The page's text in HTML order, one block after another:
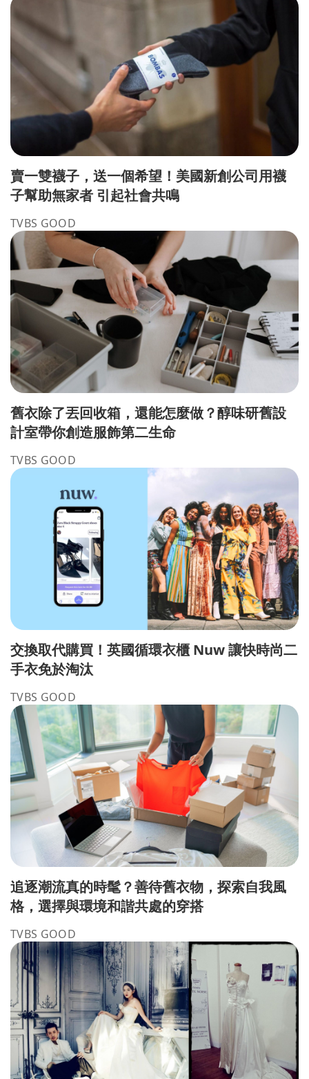
賣一雙襪子，送一個希望！美國新創公司用襪
子幫助無家者 引起社會共鳴
TVBS GOOD
舊衣除了丟回收箱，還能怎麼做？醇味研舊設
計室帶你創造服飾第二生命
TVBS GOOD
交換取代購買！英國循環衣櫃 Nuw 讓快時尚二
手衣免於淘汰
TVBS GOOD
追逐潮流真的時髦？善待舊衣物，探索自我風
格，選擇與環境和諧共處的穿搭
TVBS GOOD